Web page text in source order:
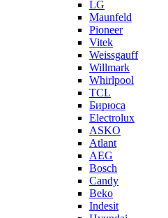
LG
Maunfeld
Pioneer
Vitek
Weissgauff
Willmark
Whirlpool
TCL
Бирюса
Electrolux
ASKO
Atlant
AEG
Bosch
Candy
Beko
Indesit